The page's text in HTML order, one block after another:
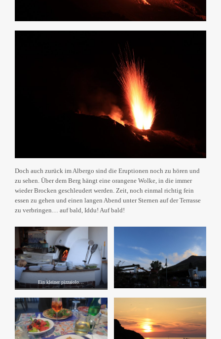
Doch auch zurück im Albergo sind die Eruptionen noch zu hören und
zu sehen. Über dem Berg hängt eine orangene Wolke, in die immer
wieder Brocken geschleudert werden. Zeit, noch einmal richtig fein
essen zu gehen und einen langen Abend unter Sternen auf der Terrasse
zu verbringen… auf bald, Iddu! Auf bald!
Ein kleiner pizzaiolo…